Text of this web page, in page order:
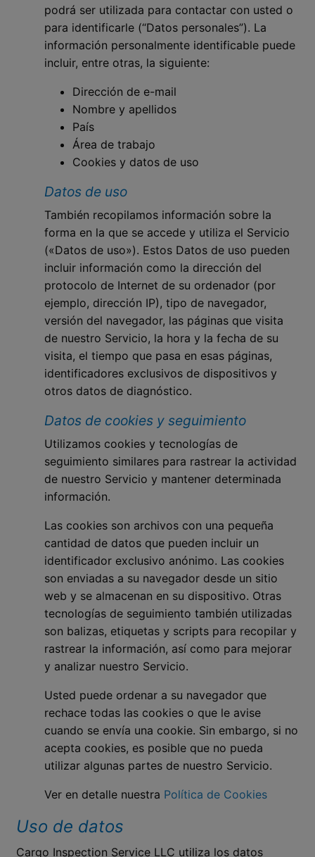
podrá ser utilizada para contactar con usted o
para identificarle (“Datos personales”). La
información personalmente identificable puede
incluir, entre otras, la siguiente:
Dirección de e-mail
Nombre y apellidos
País
Área de trabajo
Cookies y datos de uso
Datos de uso
También recopilamos información sobre la
forma en la que se accede y utiliza el Servicio
(«Datos de uso»). Estos Datos de uso pueden
incluir información como la dirección del
protocolo de Internet de su ordenador (por
ejemplo, dirección IP), tipo de navegador,
versión del navegador, las páginas que visita
de nuestro Servicio, la hora y la fecha de su
visita, el tiempo que pasa en esas páginas,
identificadores exclusivos de dispositivos y
otros datos de diagnóstico.
Datos de cookies y seguimiento
Utilizamos cookies y tecnologías de
seguimiento similares para rastrear la actividad
de nuestro Servicio y mantener determinada
información.
Las cookies son archivos con una pequeña
cantidad de datos que pueden incluir un
identificador exclusivo anónimo. Las cookies
son enviadas a su navegador desde un sitio
web y se almacenan en su dispositivo. Otras
tecnologías de seguimiento también utilizadas
son balizas, etiquetas y scripts para recopilar y
rastrear la información, así como para mejorar
y analizar nuestro Servicio.
Usted puede ordenar a su navegador que
rechace todas las cookies o que le avise
cuando se envía una cookie. Sin embargo, si no
acepta cookies, es posible que no pueda
utilizar algunas partes de nuestro Servicio.
Ver en detalle nuestra Política de Cookies
Uso de datos
Cargo Inspection Service LLC utiliza los datos